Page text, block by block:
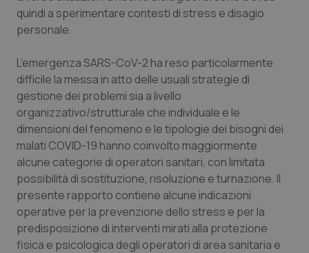
Quotidiano Pediatria
Salute orale & impianti
Sangue & coagulazione
Tiroide
Tumore al seno
Tumore ovarico
quindi a sperimentare contesti di stress e disagio
personale.
L’emergenza SARS-CoV-2 ha reso particolarmente
difficile la messa in atto delle usuali strategie di
gestione dei problemi sia a livello
organizzativo/strutturale che individuale e le
dimensioni del fenomeno e le tipologie dei bisogni dei
malati COVID-19 hanno coinvolto maggiormente
alcune categorie di operatori sanitari, con limitata
possibilità di sostituzione, risoluzione e turnazione. Il
presente rapporto contiene alcune indicazioni
operative per la prevenzione dello stress e per la
predisposizione di interventi mirati alla protezione
fisica e psicologica degli operatori di area sanitaria e